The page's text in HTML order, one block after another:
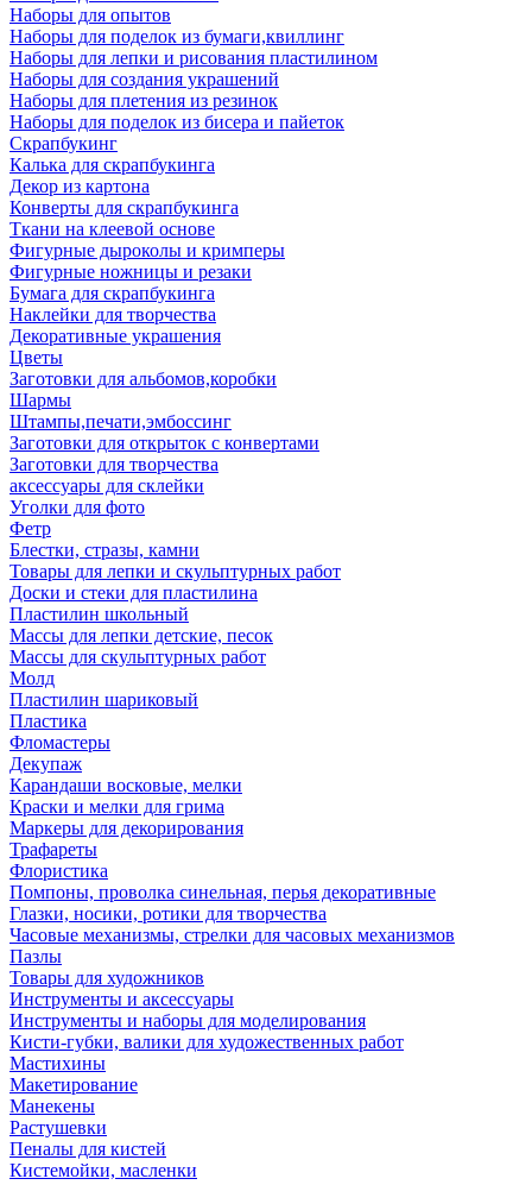
Наборы для опытов
Наборы для поделок из бумаги,квиллинг
Наборы для лепки и рисования пластилином
Наборы для создания украшений
Наборы для плетения из резинок
Наборы для поделок из бисера и пайеток
Скрапбукинг
Калька для скрапбукинга
Декор из картона
Конверты для скрапбукинга
Ткани на клеевой основе
Фигурные дыроколы и кримперы
Фигурные ножницы и резаки
Бумага для скрапбукинга
Наклейки для творчества
Декоративные украшения
Цветы
Заготовки для альбомов,коробки
Шармы
Штампы,печати,эмбоссинг
Заготовки для открыток с конвертами
Заготовки для творчества
аксессуары для склейки
Уголки для фото
Фетр
Блестки, стразы, камни
Товары для лепки и скульптурных работ
Доски и стеки для пластилина
Пластилин школьный
Массы для лепки детские, песок
Массы для скульптурных работ
Молд
Пластилин шариковый
Пластика
Фломастеры
Декупаж
Карандаши восковые, мелки
Краски и мелки для грима
Маркеры для декорирования
Трафареты
Флористика
Помпоны, проволка синельная, перья декоративные
Глазки, носики, ротики для творчества
Часовые механизмы, стрелки для часовых механизмов
Пазлы
Товары для художников
Инструменты и аксессуары
Инструменты и наборы для моделирования
Кисти-губки, валики для художественных работ
Мастихины
Макетирование
Манекены
Растушевки
Пеналы для кистей
Кистемойки, масленки